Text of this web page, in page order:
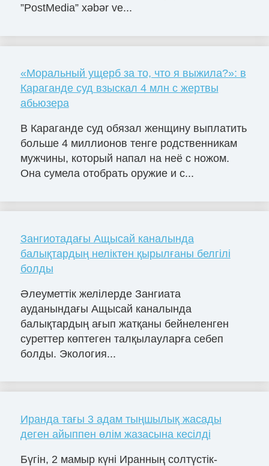
”PostMedia” xəbər ve...
«Моральный ущерб за то, что я выжила?»: в
Караганде суд взыскал 4 млн с жертвы
абьюзера
В Караганде суд обязал женщину выплатить
больше 4 миллионов тенге родственникам
мужчины, который напал на неё с ножом.
Она сумела отобрать оружие и с...
Зангиотадағы Ащысай каналында
балықтардың неліктен қырылғаны белгілі
болды
Әлеуметтік желілерде Зангиата
ауданындағы Ащысай каналында
балықтардың ағып жатқаны бейнеленген
суреттер көптеген талқылауларға себеп
болды. Экология...
Иранда тағы 3 адам тыңшылық жасады
деген айыппен өлім жазасына кесілді
Бүгін, 2 мамыр күні Иранның солтүстік-